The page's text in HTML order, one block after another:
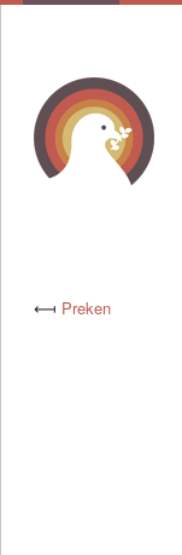
⟻ Preken